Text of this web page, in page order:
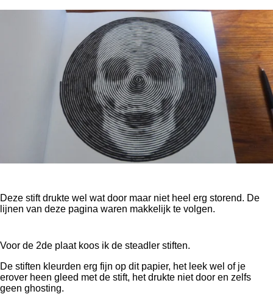
Deze stift drukte wel wat door maar niet heel erg storend. De
lijnen van deze pagina waren makkelijk te volgen.
Voor de 2de plaat koos ik de steadler stiften.
De stiften kleurden erg fijn op dit papier, het leek wel of je
erover heen gleed met de stift, het drukte niet door en zelfs
geen ghosting.